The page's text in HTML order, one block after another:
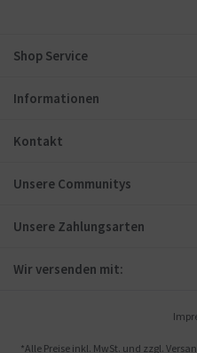
Shop Service
Informationen
Kontakt
Unsere Communitys
Unsere Zahlungsarten
Wir versenden mit:
*Alle Preise inkl. MwSt. und zzgl.